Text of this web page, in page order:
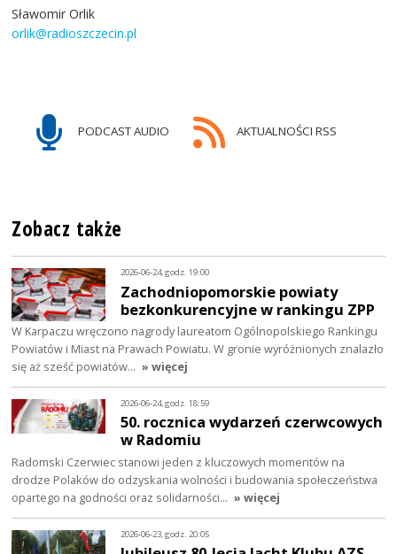
Sławomir Orlik
orlik@radioszczecin.pl
PODCAST AUDIO AKTUALNOŚCI RSS
Zobacz także
2026-06-24, godz. 19:00
Zachodniopomorskie powiaty
bezkonkurencyjne w rankingu ZPP
W Karpaczu wręczono nagrody laureatom Ogólnopolskiego Rankingu
Powiatów i Miast na Prawach Powiatu. W gronie wyróżnionych znalazło
się aż sześć powiatów… » więcej
2026-06-24, godz. 18:59
50. rocznica wydarzeń czerwcowych
w Radomiu
Radomski Czerwiec stanowi jeden z kluczowych momentów na
drodze Polaków do odzyskania wolności i budowania społeczeństwa
opartego na godności oraz solidarności… » więcej
2026-06-23, godz. 20:05